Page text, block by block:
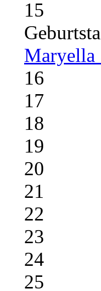
15
Maryella
16
17
18
19
20
21
22
23
24
25